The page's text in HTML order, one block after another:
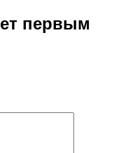
первым